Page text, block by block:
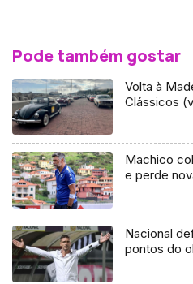
Pode também gostar
Volta à
Clássicos
Machico
e perde
Nacional defronta o Leixões a três
pontos do